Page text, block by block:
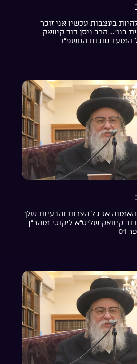
בעצבות עכשיו אני זוכר
בנו”… הרב ניסן דוד קיוואק
המועד סוכות התשפ”ד
אז כל הצרות והבעיות שלך
קיוואק שליט”א ליקוטי מוהר”ן
01